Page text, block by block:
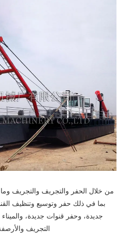
من خلال الحفر والتجريف والتجريف وما
بما في ذلك حفر وتوسيع وتنظيف
جديدة، وحفر قنوات جديدة، والميناء
التجريف